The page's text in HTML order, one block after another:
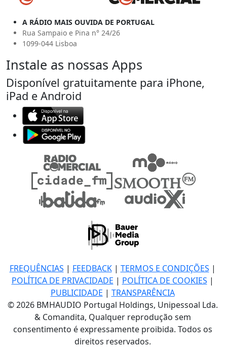
A RÁDIO MAIS OUVIDA DE PORTUGAL
Rua Sampaio e Pina n° 24/26
1099-044 Lisboa
Instale as nossas Apps
Disponível gratuitamente para iPhone,
iPad e Android
FREQUÊNCIAS | FEEDBACK| TERMOS E CONDIÇÕES |
POLÍTICA DE PRIVACIDADE | POLÍTICA DE COOKIES |
PUBLICIDADE | TRANSPARÊNCIA
© 2026 BMHAUDIO Portugal Holdings, Unipessoal Lda.
& Comandita, Qualquer reprodução sem
consentimento é expressamente proibida. Todos os
direitos reservados.